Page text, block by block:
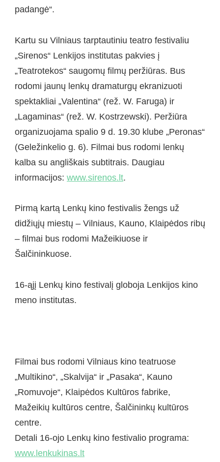
padangė“.
Kartu su Vilniaus tarptautiniu teatro festivaliu
„Sirenos“ Lenkijos institutas pakvies į
„Teatrotekos“ saugomų filmų peržiūras. Bus
rodomi jaunų lenkų dramaturgų ekranizuoti
spektakliai „Valentina“ (rež. W. Faruga) ir
„Lagaminas“ (rež. W. Kostrzewski). Peržiūra
organizuojama spalio 9 d. 19.30 klube „Peronas“
(Geležinkelio g. 6). Filmai bus rodomi lenkų
kalba su angliškais subtitrais. Daugiau
informacijos: www.sirenos.lt.
Pirmą kartą Lenkų kino festivalis žengs už
didžiųjų miestų – Vilniaus, Kauno, Klaipėdos ribų
– filmai bus rodomi Mažeikiuose ir
Šalčininkuose.
16-ąjį Lenkų kino festivalį globoja Lenkijos kino
meno institutas.
Filmai bus rodomi Vilniaus kino teatruose
„Multikino“, „Skalvija“ ir „Pasaka“, Kauno
„Romuvoje“, Klaipėdos Kultūros fabrike,
Mažeikių kultūros centre, Šalčininkų kultūros
centre.
Detali 16-ojo Lenkų kino festivalio programa:
www.lenkukinas.lt